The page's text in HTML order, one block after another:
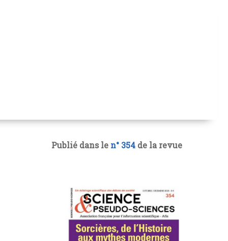
Publié dans le n° 354 de la revue